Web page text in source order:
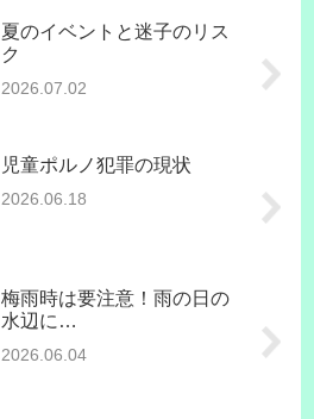
夏のイベントと迷子のリス
ク
2026.07.02
児童ポルノ犯罪の現状
2026.06.18
梅雨時は要注意！雨の日の
水辺に…
2026.06.04